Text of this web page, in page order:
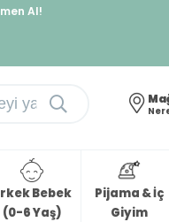
Bebek
(0-6 Yaş)
Pijama & İç
Giyim